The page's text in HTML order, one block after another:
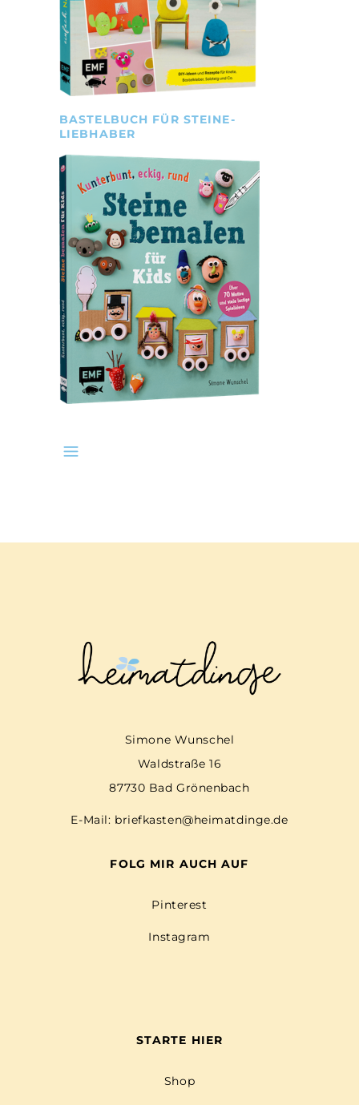
BASTELBUCH FÜR STEINE-
LIEBHABER
Simone Wunschel
Waldstraße 16
87730 Bad Grönenbach
E-Mail: briefkasten@heimatdinge.de
FOLG MIR AUCH AUF
Pinterest
Instagram
STARTE HIER
Shop